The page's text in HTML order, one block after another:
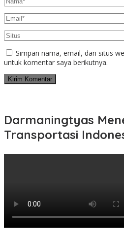
Simpan nama, email, dan situs
untuk komentar saya berikutnya.
Darmaningtyas
Transportasi